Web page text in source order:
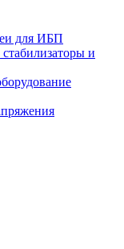
для ИБП
и